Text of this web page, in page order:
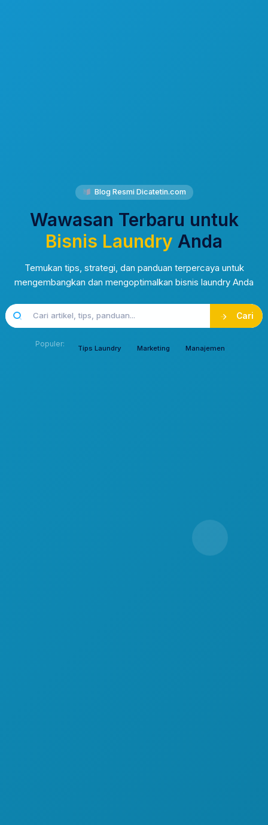
Blog Resmi Dicatetin.com
Wawasan Terbaru untuk
Bisnis Laundry Anda
Temukan tips, strategi, dan panduan terpercaya untuk
mengembangkan dan mengoptimalkan bisnis laundry Anda
Cari
Populer: Tips Laundry Marketing Manajemen